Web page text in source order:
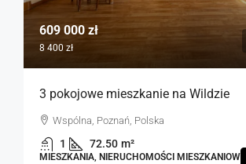
609 000 zł
8 400 zł
3 pokojowe mieszkanie na Wildzie
Wspólna, Poznań, Polska
1 72.50 m²
MIESZKANIA, NIERUCHOMOŚCI MIESZKANIOWE